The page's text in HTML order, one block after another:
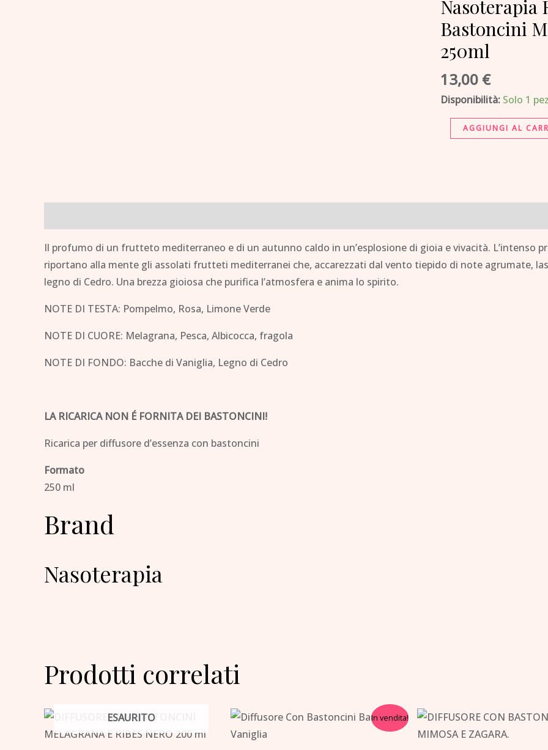
Nasoterapia
Bastoncini
250ml
13,00 €
Disponibilità: Solo 1
Per
Diffusore
Bastoncini
E
RIBES
NERO
250ml
AGGIUNGI AL
Il profumo di un frutteto mediterraneo e di un autunno caldo in un’esplosione di gioia e vivacità. L’intenso
riportano alla mente gli assolati frutteti mediterranei che, accarezzati dal vento tiepido di note agrumate,
legno di Cedro. Una brezza gioiosa che purifica l’atmosfera e anima lo spirito.
NOTE DI TESTA: Pompelmo, Rosa, Limone Verde
NOTE DI CUORE: Melagrana, Pesca, Albicocca, fragola
NOTE DI FONDO: Bacche di Vaniglia, Legno di Cedro
LA RICARICA NON É FORNITA DEI BASTONCINI!
Ricarica per diffusore d’essenza con bastoncini
Formato
250 ml
Brand
Nasoterapia
Prodotti correlati
ESAURITO In vendita!
Il
prezzo
originale
Il
prezzo